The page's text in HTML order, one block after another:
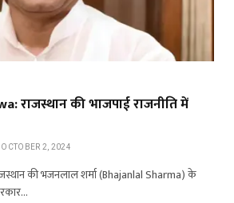
राजस्थान की भाजपाई राजनीति में
OCTOBER 2, 2024
की भजनलाल शर्मा (Bhajanlal Sharma) के